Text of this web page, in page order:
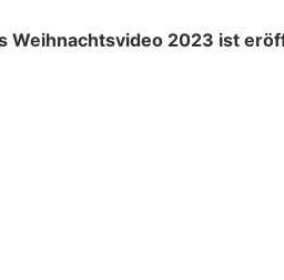
Weihnachtsvideo 2023 ist